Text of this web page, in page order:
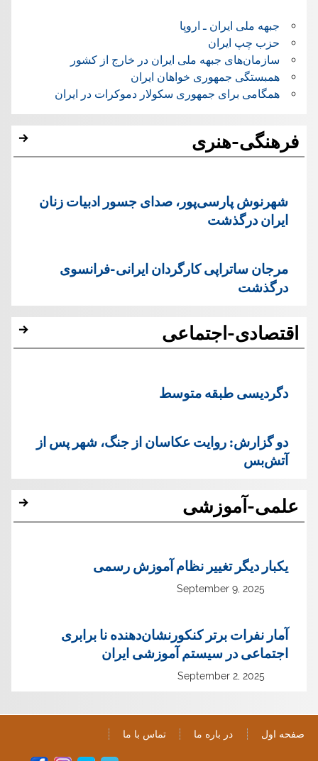
جبهه ملی ایران ـ اروپا
حزب چپ ایران
سازمان‌های جبهه ملی ایران در خارج از کشور
همبستگی جمهوری خواهان ایران
همگامی برای جمهوری سکولار دموکرات در ایران
فرهنگی-هنری
شهرنوش پارسی‌پور، صدای جسور ادبیات زنان
ایران درگذشت
مرجان ساتراپی کارگردان ایرانی-فرانسوی
درگذشت
اقتصادی-اجتماعی
دگردیسی طبقه متوسط
دو گزارش: روایت عکاسان از جنگ، شهر پس از
آتش‌بس
علمی-آموزشی
یک‏بار دیگر تغییر نظام آموزش رسمی
September 9, 2025
آمار نفرات برتر کنکورنشان‌دهنده نا برابری
اجتماعی در سیستم آموزشی ایران
September 2, 2025
صفحه اول در باره ما تماس با ما